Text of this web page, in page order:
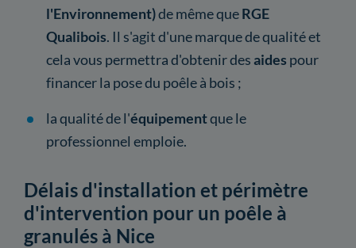
l'Environnement)de même queRGE
Qualibois. Il s'agit d'une marque de qualité et
cela vous permettra d'obtenir desaides pour
financer la pose du poêle à bois ;
la qualité de l'équipementque le
professionnel emploie.
Délais d'installation et périmètre
d'intervention pour un poêle à
granulés à Nice